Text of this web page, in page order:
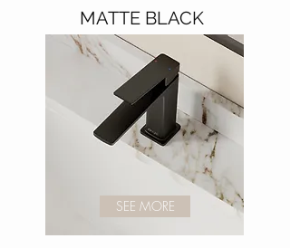
MATTE BLACK
SEE MORE